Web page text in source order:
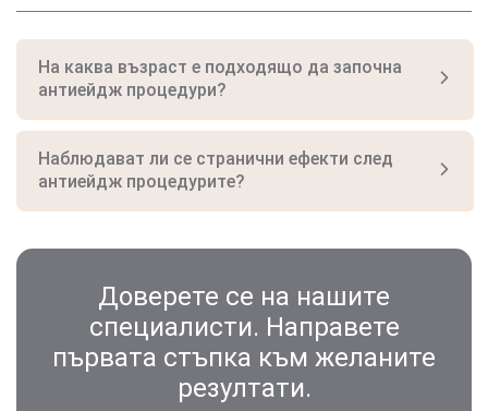
На каква възраст е подходящо да започна
антиейдж процедури?
Наблюдават ли се странични ефекти след
антиейдж процедурите?
Доверете се на нашите
специалисти. Направете
първата стъпка към желаните
резултати.